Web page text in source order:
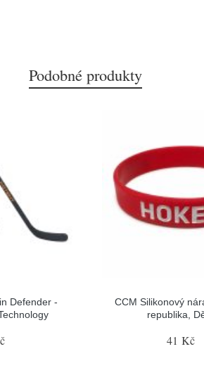
Podobné produkty
Defender -
CCM Silikonový
republika,
41 Kč